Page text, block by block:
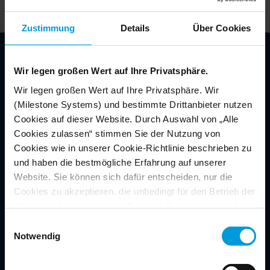
Zustimmung Details Über Cookies
Wir legen großen Wert auf Ihre Privatsphäre.
Wir legen großen Wert auf Ihre Privatsphäre. Wir
(Milestone Systems) und bestimmte Drittanbieter nutzen
Cookies auf dieser Website. Durch Auswahl von „Alle
Cookies zulassen“ stimmen Sie der Nutzung von
Cookies wie in unserer Cookie-Richtlinie beschrieben zu
und haben die bestmögliche Erfahrung auf unserer
Website. Sie können sich dafür entscheiden, nur die
Cookies zu akzeptieren, die unbedingt für den Betrieb der
Sie, wenn Sie auf „Details anzeigen“ klicken.
. Für Google-
Notwendig
So funktioniert der Prozess
Unser OEM VMS-Service ist mehr als eine
Softwarelösung. Es ist eine Partnerschaft.
Und der Zugriff darauf ist so einfach wie 1-
2-3.